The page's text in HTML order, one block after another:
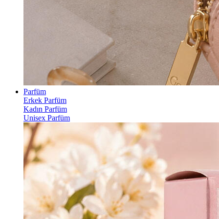
Parfüm
Erkek Parfüm
Kadın Parfüm
Unisex Parfüm